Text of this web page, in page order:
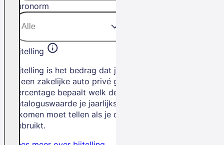
Euronorm
Bijtelling
Bijtelling is het bedrag dat je betaalt als
je een zakelijke auto privé gebruikt. Het
percentage bepaalt welk deel van de
cataloguswaarde je jaarlijks bij je
inkomen moet tellen als je de auto privé
gebruikt.